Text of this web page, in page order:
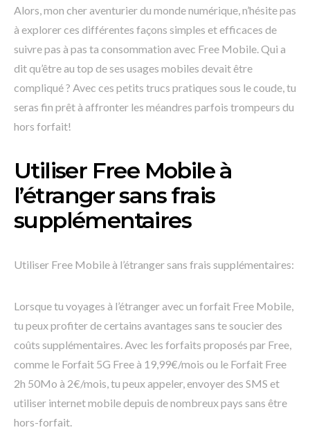
Alors, mon cher aventurier du monde numérique, n’hésite pas
à explorer ces différentes façons simples et efficaces de
suivre pas à pas ta consommation avec Free Mobile. Qui a
dit qu’être au top de ses usages mobiles devait être
compliqué ? Avec ces petits trucs pratiques sous le coude, tu
seras fin prêt à affronter les méandres parfois trompeurs du
hors forfait!
Utiliser Free Mobile à
l’étranger sans frais
supplémentaires
Utiliser Free Mobile à l’étranger sans frais supplémentaires:
Lorsque tu voyages à l’étranger avec un forfait Free Mobile,
tu peux profiter de certains avantages sans te soucier des
coûts supplémentaires. Avec les forfaits proposés par Free,
comme le Forfait 5G Free à 19,99€/mois ou le Forfait Free
2h 50Mo à 2€/mois, tu peux appeler, envoyer des SMS et
utiliser internet mobile depuis de nombreux pays sans être
hors-forfait.